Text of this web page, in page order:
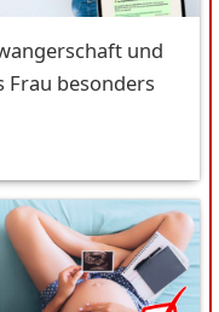
und
Frau besonders